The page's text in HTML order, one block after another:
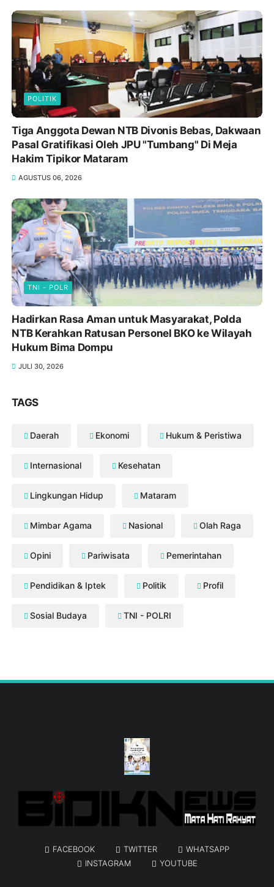
POLITIK
Tiga Anggota Dewan NTB Divonis Bebas, Dakwaan
Pasal Gratifikasi Oleh JPU "Tumbang" Di Meja
Hakim Tipikor Mataram
AGUSTUS 06, 2026
TNI - POLR
Hadirkan Rasa Aman untuk Masyarakat, Polda
NTB Kerahkan Ratusan Personel BKO ke Wilayah
Hukum Bima Dompu
JULI 30, 2026
TAGS
Daerah Ekonomi Hukum & Peristiwa
Internasional Kesehatan
Lingkungan Hidup Mataram
Mimbar Agama Nasional Olah Raga
Opini Pariwisata Pemerintahan
Pendidikan & Iptek Politik Profil
Sosial Budaya TNI - POLRI
FACEBOOK TWITTER
WHATSAPP
INSTAGRAM
YOUTUBE